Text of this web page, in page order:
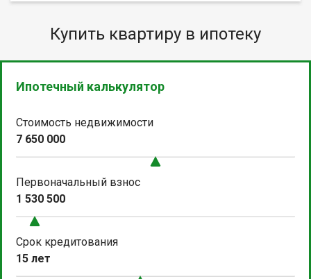
Купить квартиру в ипотеку
Ипотечный калькулятор
Стоимость недвижимости
7 650 000
Первоначальный взнос
1 530 500
Срок кредитования
15 лет